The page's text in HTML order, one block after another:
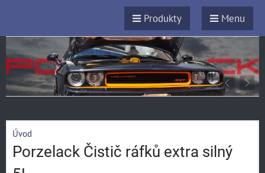
Produkty Menu
Úvod
Porzelack Čistič ráfků extra silný